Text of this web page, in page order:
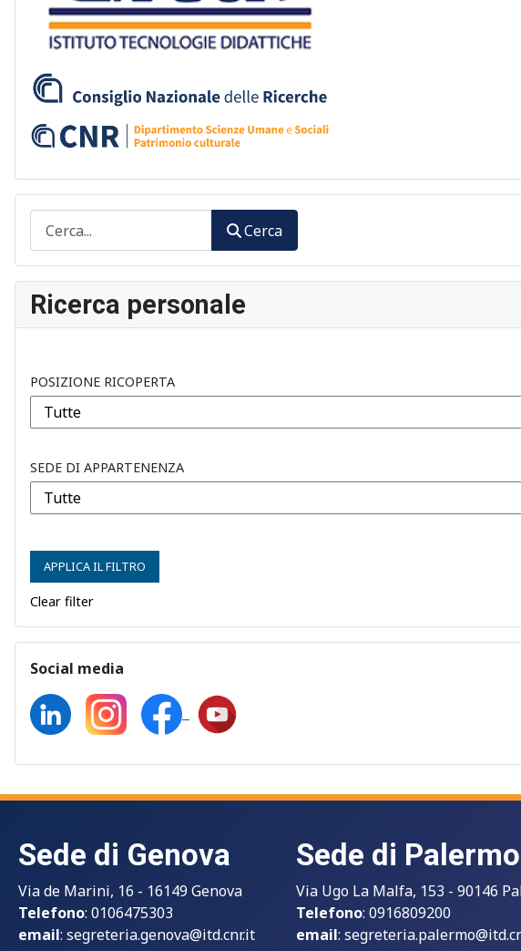
Cerca
Ricerca personale
POSIZIONE RICOPERTA
SEDE DI APPARTENENZA
APPLICA IL FILTRO
Clear filter
Social media
Sede di Genova
Via de Marini, 16 - 16149 Genova
Telefono: 0106475303
email: segreteria.genova@itd.cnr.it
Sede di Palermo
Via Ugo La Malfa, 153 - 90146
Telefono: 0916809200
email: